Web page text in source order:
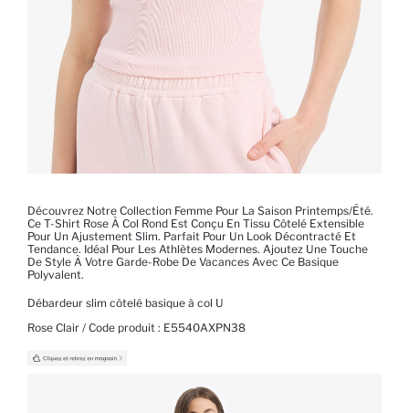
Découvrez Notre Collection Femme Pour La Saison Printemps/été.
Ce T-Shirt Rose À Col Rond Est Conçu En Tissu Côtelé Extensible
Pour Un Ajustement Slim. Parfait Pour Un Look Décontracté Et
Tendance. Idéal Pour Les Athlètes Modernes. Ajoutez Une Touche
De Style À Votre Garde-Robe De Vacances Avec Ce Basique
Polyvalent.
Débardeur slim côtelé basique à col U
Rose Clair / Code produit : E5540AXPN38